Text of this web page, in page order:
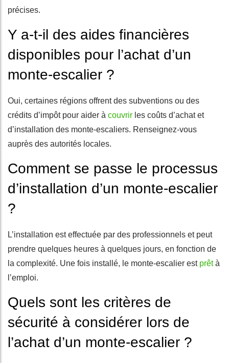
précises.
Y a-t-il des aides financières
disponibles pour l’achat d’un
monte-escalier ?
Oui, certaines régions offrent des subventions ou des
crédits d’impôt pour aider à couvrir les coûts d’achat et
d’installation des monte-escaliers. Renseignez-vous
auprès des autorités locales.
Comment se passe le processus
d’installation d’un monte-escalier
?
L’installation est effectuée par des professionnels et peut
prendre quelques heures à quelques jours, en fonction de
la complexité. Une fois installé, le monte-escalier est prêtà
l’emploi.
Quels sont les critères de
sécurité à considérer lors de
l’achat d’un monte-escalier ?